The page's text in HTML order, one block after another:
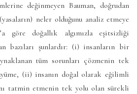
değinmeyen Bauman, doğrudan
neler olduğunu analiz etmeye
göre doğallık algımızla eşitsizliği
bazıları şunlardır: (i) insanların bir
tüm sorunları çözmenin tek
(ii) insanın doğal olarak eğilimli
tatmin etmenin tek yolu olan sürekli